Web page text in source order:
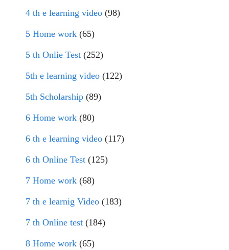
4 th e learning video (98)
5 Home work (65)
5 th Onlie Test (252)
5th e learning video (122)
5th Scholarship (89)
6 Home work (80)
6 th e learning video (117)
6 th Online Test (125)
7 Home work (68)
7 th e learnig Video (183)
7 th Online test (184)
8 Home work (65)